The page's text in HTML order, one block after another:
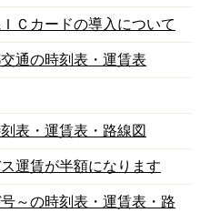
Ｃカードの導入について
通の時刻表・運賃表
表・運賃表・路線図
運賃が半額になります
～の時刻表・運賃表・路